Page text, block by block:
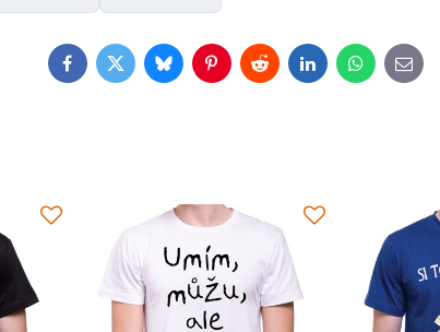
FacebookTwitterBlueskyPinterestRedditLinkedInWhatsApp
E-
mail